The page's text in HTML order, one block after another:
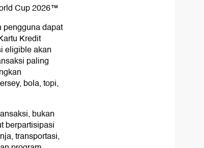
Cup 2026™
dapat
Kredit
eligible akan
paling
bola, topi,
bukan
berpartisipasi
transportasi,